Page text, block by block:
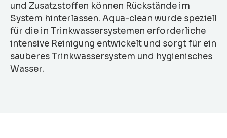
und Zusatzstoffen können Rückstände im
System hinterlassen. Aqua-clean wurde speziell
für die in Trinkwassersystemen erforderliche
intensive Reinigung entwickelt und sorgt für ein
sauberes Trinkwassersystem und hygienisches
Wasser.